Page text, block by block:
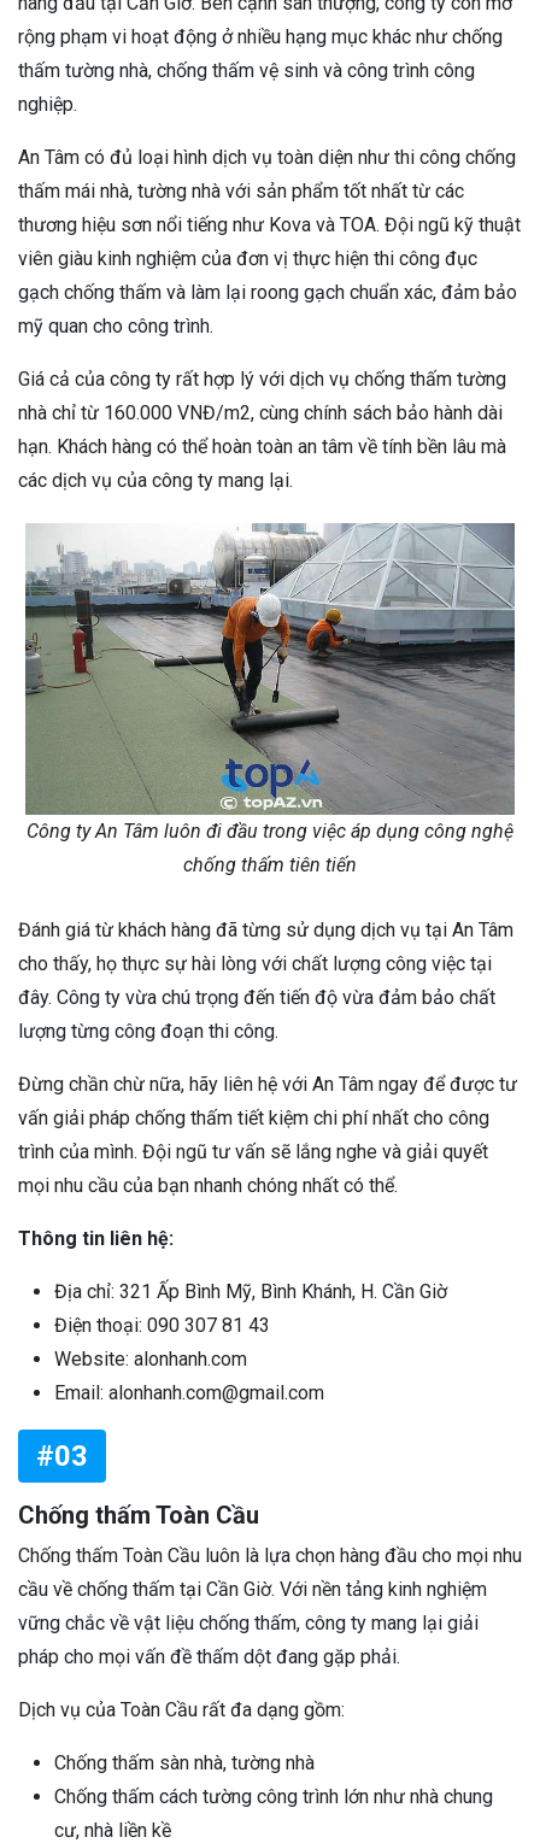
rộng phạm vi hoạt động ở nhiều hạng mục khác như chống
thấm tường nhà, chống thấm vệ sinh và công trình công
nghiệp.
An Tâm có đủ loại hình dịch vụ toàn diện như thi công chống
thấm mái nhà, tường nhà với sản phẩm tốt nhất từ các
thương hiệu sơn nổi tiếng như Kova và TOA. Đội ngũ kỹ thuật
viên giàu kinh nghiệm của đơn vị thực hiện thi công đục
gạch chống thấm và làm lại roong gạch chuẩn xác, đảm bảo
mỹ quan cho công trình.
Giá cả của công ty rất hợp lý với dịch vụ chống thấm tường
nhà chỉ từ 160.000 VNĐ/m2, cùng chính sách bảo hành dài
hạn. Khách hàng có thể hoàn toàn an tâm về tính bền lâu mà
các dịch vụ của công ty mang lại.
Công ty An Tâm luôn đi đầu trong việc áp dụng công nghệ
chống thấm tiên tiến
Đánh giá từ khách hàng đã từng sử dụng dịch vụ tại An Tâm
cho thấy, họ thực sự hài lòng với chất lượng công việc tại
đây. Công ty vừa chú trọng đến tiến độ vừa đảm bảo chất
lượng từng công đoạn thi công.
Đừng chần chừ nữa, hãy liên hệ với An Tâm ngay để được tư
vấn giải pháp chống thấm tiết kiệm chi phí nhất cho công
trình của mình. Đội ngũ tư vấn sẽ lắng nghe và giải quyết
mọi nhu cầu của bạn nhanh chóng nhất có thể.
Thông tin liên hệ:
Địa chỉ: 321 Ấp Bình Mỹ, Bình Khánh, H. Cần Giờ
Điện thoại: 090 307 81 43
Website: alonhanh.com
Email: alonhanh.com@gmail.com
#03
Chống thấm Toàn Cầu
Chống thấm Toàn Cầu luôn là lựa chọn hàng đầu cho mọi nhu
cầu về chống thấm tại Cần Giờ. Với nền tảng kinh nghiệm
vững chắc về vật liệu chống thấm, công ty mang lại giải
pháp cho mọi vấn đề thấm dột đang gặp phải.
Dịch vụ của Toàn Cầu rất đa dạng gồm:
Chống thấm sàn nhà, tường nhà
Chống thấm cách tường công trình lớn như nhà chung
cư, nhà liền kề